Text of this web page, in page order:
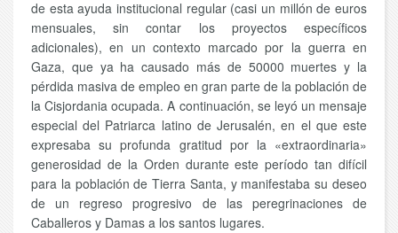
de esta ayuda institucional regular (casi un millón de euros
mensuales, sin contar los proyectos específicos
adicionales), en un contexto marcado por la guerra en
Gaza, que ya ha causado más de 50000 muertes y la
pérdida masiva de empleo en gran parte de la población de
la Cisjordania ocupada. A continuación, se leyó un mensaje
especial del Patriarca latino de Jerusalén, en el que este
expresaba su profunda gratitud por la «extraordinaria»
generosidad de la Orden durante este período tan difícil
para la población de Tierra Santa, y manifestaba su deseo
de un regreso progresivo de las peregrinaciones de
Caballeros y Damas a los santos lugares.